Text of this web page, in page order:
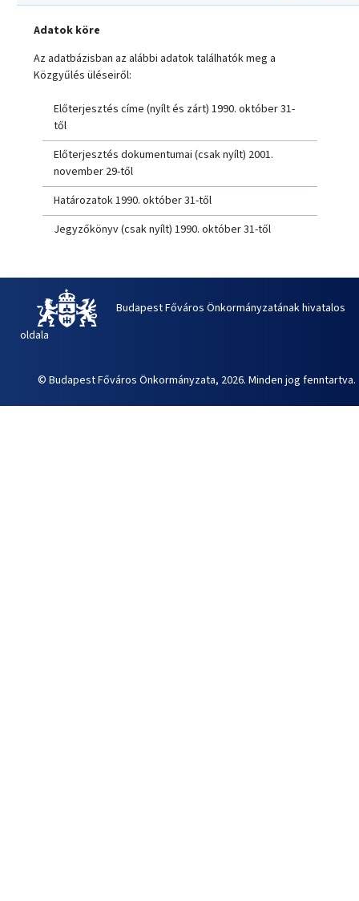
Adatok köre
Az adatbázisban az alábbi adatok találhatók meg a
Közgyűlés üléseiről:
Előterjesztés címe (nyílt és zárt) 1990. október 31-
től
Előterjesztés dokumentumai (csak nyílt) 2001.
november 29-től
Határozatok 1990. október 31-től
Jegyzőkönyv (csak nyílt) 1990. október 31-től
Budapest Főváros Önkormányzatának hivatalos
oldala
© Budapest Főváros Önkormányzata, 2026. Minden jog fenntartva.